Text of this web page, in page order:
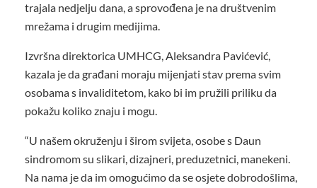
trajala nedjelju dana, a sprovođena je na društvenim
mrežama i drugim medijima.
Izvršna direktorica UMHCG, Aleksandra Pavićević,
kazala je da građani moraju mijenjati stav prema svim
osobama s invaliditetom, kako bi im pružili priliku da
pokažu koliko znaju i mogu.
“U našem okruženju i širom svijeta, osobe s Daun
sindromom su slikari, dizajneri, preduzetnici, manekeni.
Na nama je da im omogućimo da se osjete dobrodošlima,